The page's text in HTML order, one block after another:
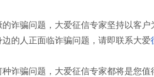
诈骗问题，大爱征信专家坚持以客
的人正面临诈骗问题，请即联系大爱
诈骗问题，大爱征信专家都将是您